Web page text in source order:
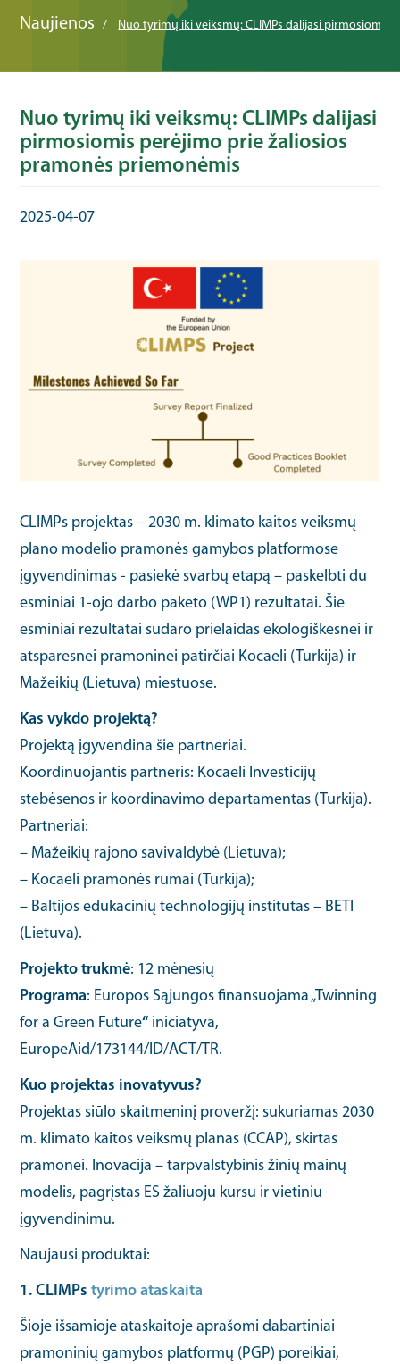
Naujienos Nuo tyrimų iki veiksmų: CLIMPs dalijasi
Nuo tyrimų iki veiksmų: CLIMPs dalijasi
pirmosiomis perėjimo prie žaliosios
pramonės priemonėmis
2025-04-07
CLIMPs projektas – 2030 m. klimato kaitos veiksmų
plano modelio pramonės gamybos platformose
įgyvendinimas - pasiekė svarbų etapą – paskelbti du
esminiai 1-ojo darbo paketo (WP1) rezultatai. Šie
esminiai rezultatai sudaro prielaidas ekologiškesnei ir
atsparesnei pramoninei patirčiai Kocaeli (Turkija) ir
Mažeikių (Lietuva) miestuose.
Kas vykdo projektą?
Projektą įgyvendina šie partneriai.
Koordinuojantis partneris: Kocaeli Investicijų
stebėsenos ir koordinavimo departamentas (Turkija).
Partneriai:
– Mažeikių rajono savivaldybė (Lietuva);
– Kocaeli pramonės rūmai (Turkija);
– Baltijos edukacinių technologijų institutas – BETI
(Lietuva).
Projekto trukmė: 12 mėnesių
Programa: Europos Sąjungos finansuojama „Twinning
for a Green Future“ iniciatyva,
EuropeAid/173144/ID/ACT/TR.
Kuo projektas inovatyvus?
Projektas siūlo skaitmeninį proveržį: sukuriamas 2030
m. klimato kaitos veiksmų planas (CCAP), skirtas
pramonei. Inovacija – tarpvalstybinis žinių mainų
modelis, pagrįstas ES žaliuoju kursu ir vietiniu
įgyvendinimu.
Naujausi produktai:
1. CLIMPstyrimo ataskaita
Šioje išsamioje ataskaitoje aprašomi dabartiniai
pramoninių gamybos platformų (PGP) poreikiai,